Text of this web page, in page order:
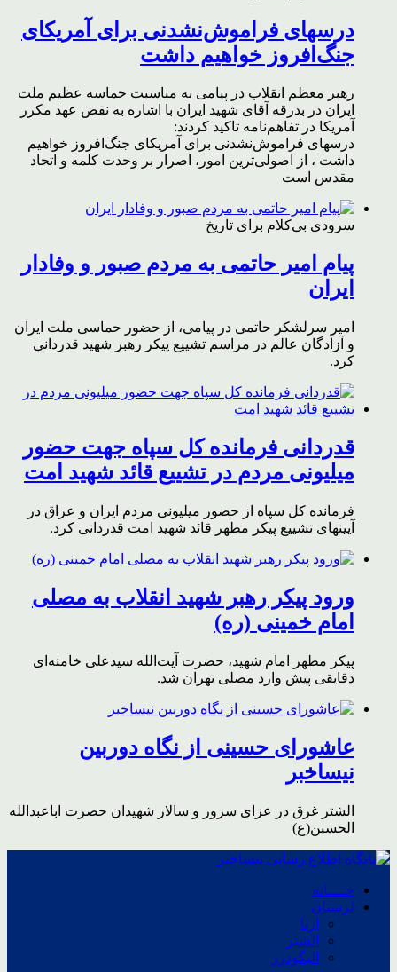
درسهای فراموش‌نشدنی برای آمریکای
جنگ‌افروز خواهیم داشت
رهبر معظم انقلاب در پیامی به مناسبت حماسه عظیم ملت
ایران در بدرقه آقای شهید ایران با اشاره به نقض عهد مکرر
آمریکا در تفاهم‌نامه تاکید کردند:
درسهای فراموش‌نشدنی برای آمریکای جنگ‌افروز خواهیم
داشت ، از اصولی‌ترین امور، اصرار بر وحدت کلمه و اتحاد
مقدس است
سرودی بی‌کلام برای تاریخ
پیام امیر حاتمی به مردم صبور و وفادار
ایران
امیر سرلشکر حاتمی در پیامی، از حضور حماسی ملت ایران
و آزادگان عالم در مراسم تشییع پیکر رهبر شهید قدردانی
کرد.
قدردانی فرمانده کل سپاه جهت حضور
میلیونی مردم در تشییع قائد شهید امت
فرمانده کل سپاه از حضور میلیونی مردم ایران و عراق در
آیینهای تشییع پیکر مطهر قائد شهید امت قدردانی کرد.
ورود پیکر رهبر شهید انقلاب به مصلی
امام خمینی (ره)
پیکر مطهر امام شهید،‌ حضرت آیت‌الله سیدعلی خامنه‌ای
دقایقی پیش وارد مصلی تهران شد.
عاشورای حسینی از نگاه دوربین
نیساخبر
الشتر غرق در عزای سرور و سالار شهیدان حضرت اباعبدالله
الحسین(ع)
خــــانه
لرستان
ازنا
الشتر
الیگودرز